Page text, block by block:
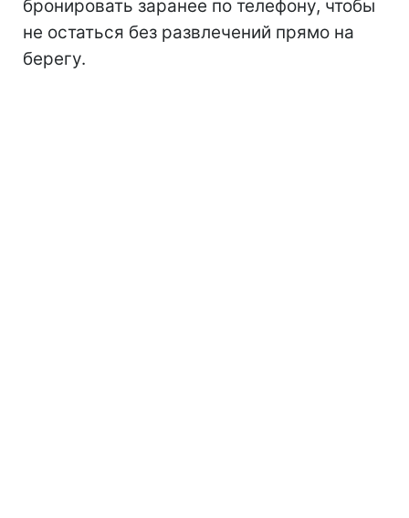
бронировать заранее по телефону, чтобы
не остаться без развлечений прямо на
берегу.